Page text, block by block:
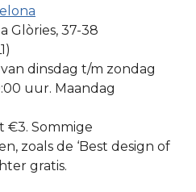
Glòries, 37-38
dinsdag t/m zondag
uur. Maandag
€3. Sommige
zoals de ‘Best design of
gratis.